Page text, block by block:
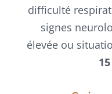
difficulté
signes
élevée ou
15